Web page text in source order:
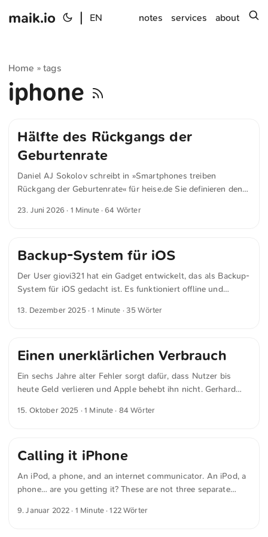
maik.io EN notes services about
Home »tags
iphone
Hälfte des Rückgangs der
Geburtenrate
Daniel AJ Sokolov schreibt in »Smartphones treiben
Rückgang der Geburtenrate« für heise.de Sie definieren den
Markteinführung des iPhones im Jahr 2007. Durch
nach Berechnungsmethode, ein Drittel bis knapp über die
23. Juni 2026 · 1 Minute · 64 Wörter
Backup-System für iOS
Der User giovi321 hat ein Gadget entwickelt, das als Backup-
System für iOS gedacht ist. Es funktioniert offline und
Projekt für die Weihnachtszeit könnte das für manche
13. Dezember 2025 · 1 Minute · 35 Wörter
Einen unerklärlichen Verbrauch
Ein sechs Jahre alter Fehler sorgt dafür, dass Nutzer bis
heute Geld verlieren und Apple behebt ihn nicht. Gerhard
unkontrolliert mobile Daten« für golem.de Im Juli 2019
Zusammenhang mit einem iPhone 6s auf. Aktuelle iPhones,
täglichen Verbrauch von oftmals mehr als einem Gigabyte
ohne erkennbare Ursache. ...
15. Oktober 2025 · 1 Minute · 84 Wörter
Calling it iPhone
An iPod, a phone, and an internet communicator. An iPod, a
phone… are you getting it? These are not three separate
Steve Jobs, January 09, 2007 Als das erste iPhone
9. Januar 2022 · 1 Minute · 122 Wörter